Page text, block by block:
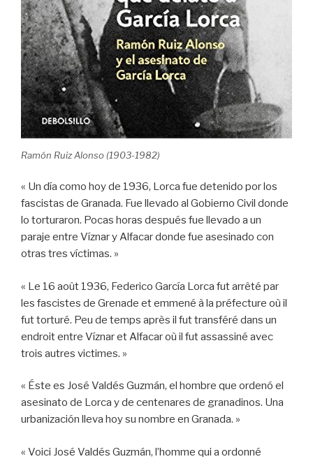
Ramón Ruiz Alonso (1903-1982)
« Un día como hoy de 1936, Lorca fue detenido por los
fascistas de Granada. Fue llevado al Gobierno Civil donde
lo torturaron. Pocas horas después fue llevado a un
paraje entre Víznar y Alfacar donde fue asesinado con
otras tres víctimas. »
« Le 16 août 1936, Federico García Lorca fut arrêté par
les fascistes de Grenade et emmené à la préfecture où il
fut torturé. Peu de temps après il fut transféré dans un
endroit entre Víznar et Alfacar où il fut assassiné avec
trois autres victimes. »
« Éste es José Valdés Guzmán, el hombre que ordenó el
asesinato de Lorca y de centenares de granadinos. Una
urbanización lleva hoy su nombre en Granada. »
« Voici José Valdés Guzmán, l’homme qui a ordonné